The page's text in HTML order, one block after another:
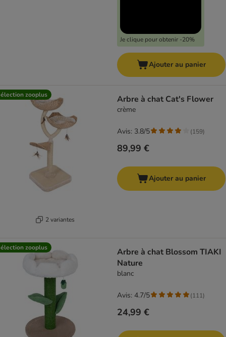
Je clique pour obtenir -20%
Ajouter au panier
zooplus
2 variantes
Arbre à chat Cat's Flower
crème
89,99 €
Avis: 3.8/5 (159)
Ajouter au panier
zooplus
Arbre à chat Blossom TIAKI
Nature
blanc
24,99 €
Avis: 4.7/5 (111)